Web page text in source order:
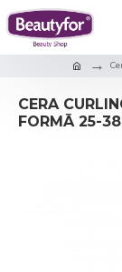
CERA
FORMĀ 25-